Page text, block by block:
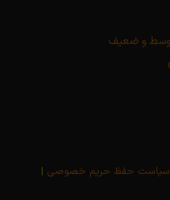
سیاست حفظ حریم خصوصی |